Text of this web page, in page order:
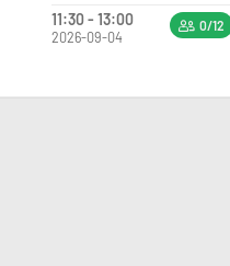
11:30 - 13:00
2026-09-04
0/12